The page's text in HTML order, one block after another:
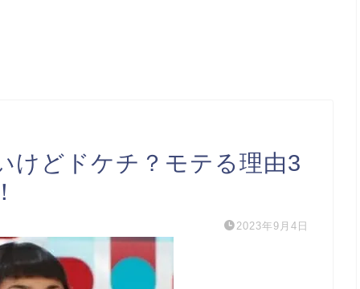
けどドケチ？モテる理由3
2023年9月4日